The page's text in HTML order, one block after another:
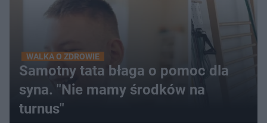
WALKA O ZDROWIE
Samotny tata błaga o pomoc dla
syna. "Nie mamy środków na
turnus"